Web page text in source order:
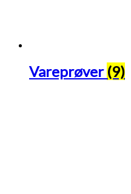
Vareprøver (9)